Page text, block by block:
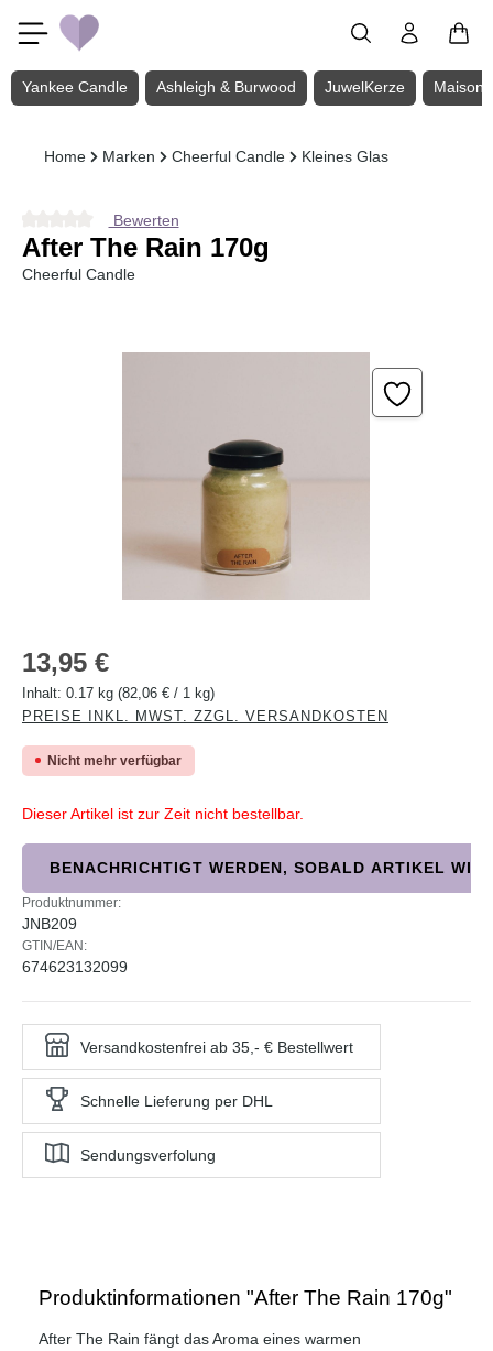
Zum Hauptinhalt springen
Yankee Candle Ashleigh & Burwood JuwelKerze Maison
Home Marken Cheerful Candle Kleines Glas
Durchschnittliche Bewertung von 0 von 5 Sternen
Bewerten
After The Rain 170g
Cheerful Candle
Regulärer Preis:
13,95 €
Inhalt: 0.17 kg (82,06 € / 1 kg)
PREISE INKL. MWST. ZZGL. VERSANDKOSTEN
Nicht mehr verfügbar
Dieser Artikel ist zur Zeit nicht bestellbar.
BENACHRICHTIGT WERDEN, SOBALD ARTIKEL
Produktnummer:
JNB209
GTIN/EAN:
674623132099
Versandkostenfrei ab 35,- € Bestellwert
Schnelle Lieferung per DHL
Sendungsverfolung
Produktinformationen "After The Rain 170g"
After The Rain fängt das Aroma eines warmen